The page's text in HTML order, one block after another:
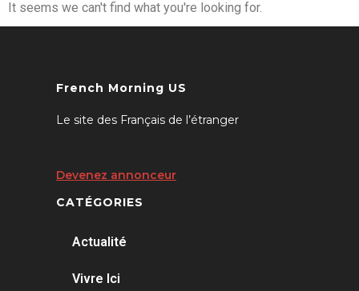
It seems we can't find what you're looking for.
French Morning US
Le site des Français de l’étranger
Devenez annonceur
CATÉGORIES
Actualité
Vivre Ici